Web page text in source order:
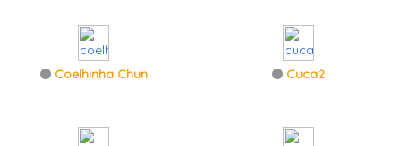
Coelhinha Chun Cuca2